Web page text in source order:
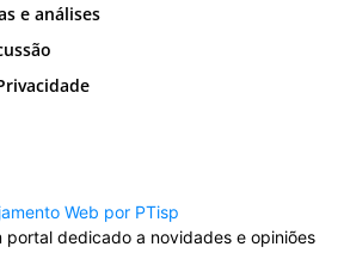
e análises
Web por PTisp
portal dedicado a novidades e opiniões